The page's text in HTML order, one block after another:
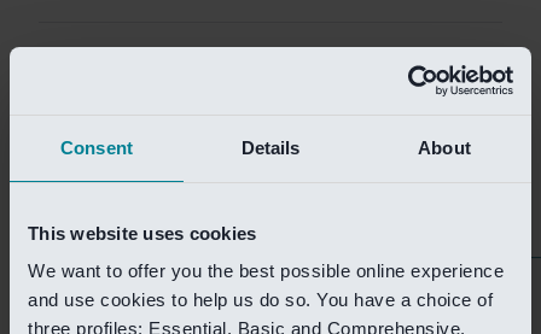
Consent Details About
This website uses cookies
We want to offer you the best possible online experience
and use cookies to help us do so. You have a choice of
three profiles: Essential, Basic and Comprehensive.
Investment Banking
Van Lanschot Kempen Research
Helaas is deze pagina